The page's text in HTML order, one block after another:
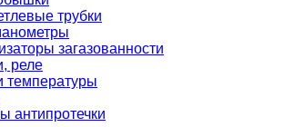
трубки
загазованности
реле
температуры
антипротечки